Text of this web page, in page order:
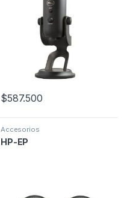
$587.500
Accesorios
HP-EP